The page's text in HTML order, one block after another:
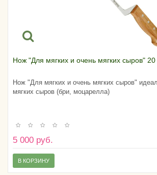
Нож "Для мягких и очень мягких сыров"
Нож "Для мягких и очень мягких сыров"
мягких сыров (бри, моцарелла)
5 000 руб.
В КОРЗИНУ